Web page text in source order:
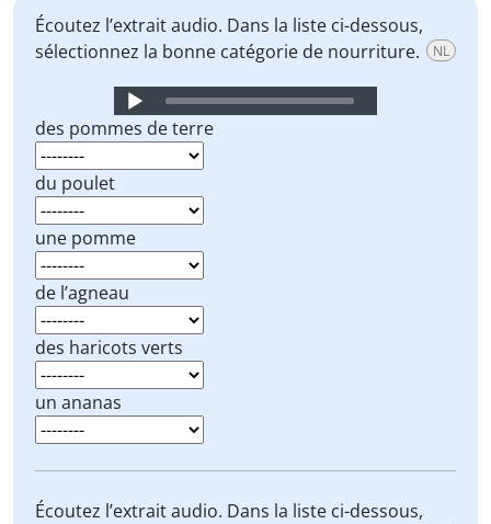
Écoutez l’extrait audio. Dans la liste ci-dessous,
sélectionnez la bonne catégorie de nourriture.
NL
Audio
Player
des pommes de terre
du poulet
une pomme
de l’agneau
des haricots verts
un ananas
Écoutez l’extrait audio. Dans la liste ci-dessous,